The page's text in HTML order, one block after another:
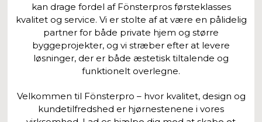
kan drage fordel af Fönsterpros førsteklasses
kvalitet og service. Vi er stolte af at være en pålidelig
partner for både private hjem og større
byggeprojekter, og vi stræber efter at levere
løsninger, der er både æstetisk tiltalende og
funktionelt overlegne.
Velkommen til Fönsterpro – hvor kvalitet, design og
kundetilfredshed er hjørnestenene i vores